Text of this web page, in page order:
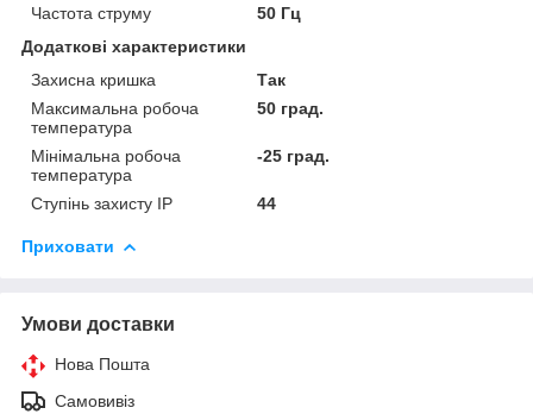
Частота струму
50 Гц
Додаткові характеристики
Захисна кришка
Так
Максимальна робоча
температура
50 град.
Мінімальна робоча
температура
-25 град.
Ступінь захисту IP 44
Приховати
Умови доставки
Нова Пошта
Самовивіз